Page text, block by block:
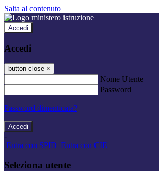
Salta al contenuto
Accedi
Accedi
button close ×
Nome Utente
Password
Password dimenticata?
-
Entra con SPID Entra con CIE
Seleziona utente